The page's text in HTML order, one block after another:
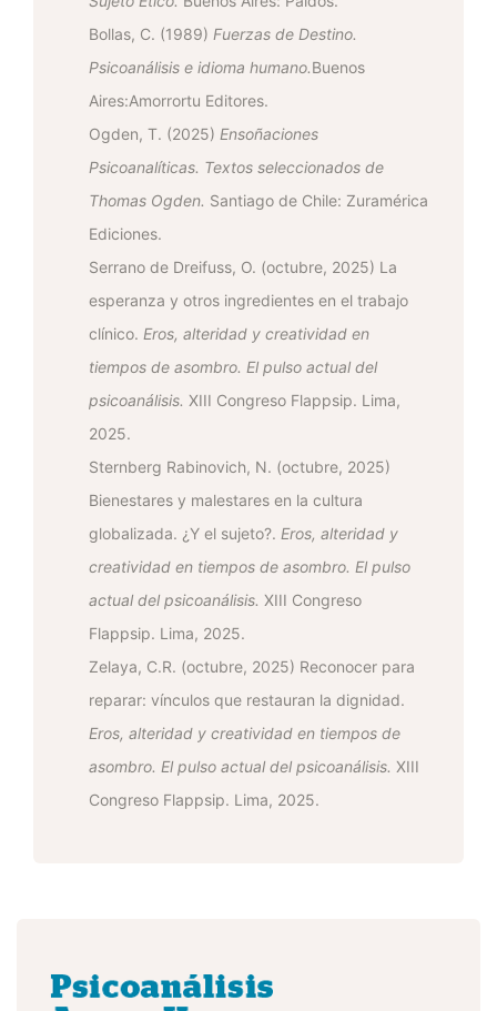
Bollas, C. (1989) Fuerzas de Destino.
Psicoanálisis e idioma humano.Buenos
Aires:Amorrortu Editores.
Ogden, T. (2025) Ensoñaciones
Psicoanalíticas. Textos seleccionados de
Thomas Ogden. Santiago de Chile: Zuramérica
Ediciones.
Serrano de Dreifuss, O. (octubre, 2025) La
esperanza y otros ingredientes en el trabajo
clínico. Eros, alteridad y creatividad en
tiempos de asombro. El pulso actual del
psicoanálisis. XIII Congreso Flappsip. Lima,
2025.
Sternberg Rabinovich, N. (octubre, 2025)
Bienestares y malestares en la cultura
globalizada. ¿Y el sujeto?. Eros, alteridad y
creatividad en tiempos de asombro. El pulso
actual del psicoanálisis. XIII Congreso
Flappsip. Lima, 2025.
Zelaya, C.R. (octubre, 2025) Reconocer para
reparar: vínculos que restauran la dignidad.
Eros, alteridad y creatividad en tiempos de
asombro. El pulso actual del psicoanálisis. XIII
Congreso Flappsip. Lima, 2025.